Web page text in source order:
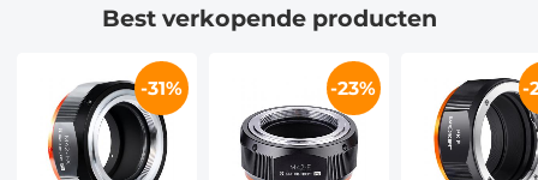
Best verkopende producten
-31% -23% -